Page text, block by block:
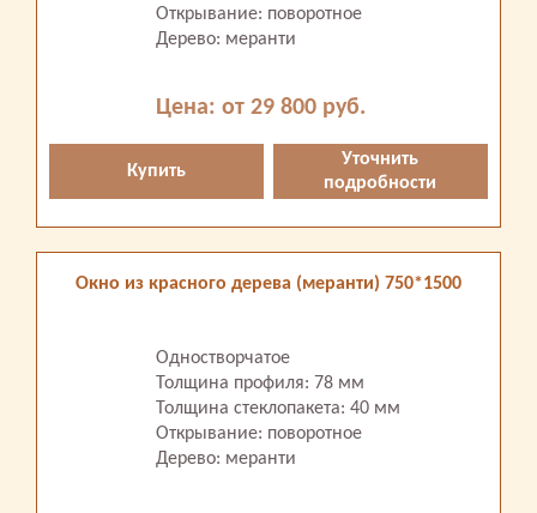
Открывание: поворотное
Дерево: меранти
Цена: от 29 800 руб.
Купить
Уточнить
подробности
Окно из красного дерева (меранти) 750*1500
Одностворчатое
Толщина профиля: 78 мм
Толщина стеклопакета: 40 мм
Открывание: поворотное
Дерево: меранти